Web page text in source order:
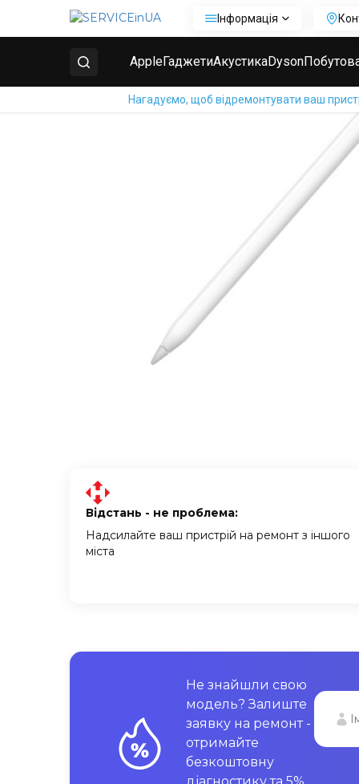
Інформація
AppleГаджетиАкустикаDyson
Нагадуємо, щоб відремонтувати ваш
Головна Ремонт Apple Ремонт Apple Pencil
Відстань - не проблема:
Надсилайте ваш пристрій на ремонт з іншого
міста
Не знайшли свою
модель? Залиште
заявку на ремонт -
отримайте
безкоштовну